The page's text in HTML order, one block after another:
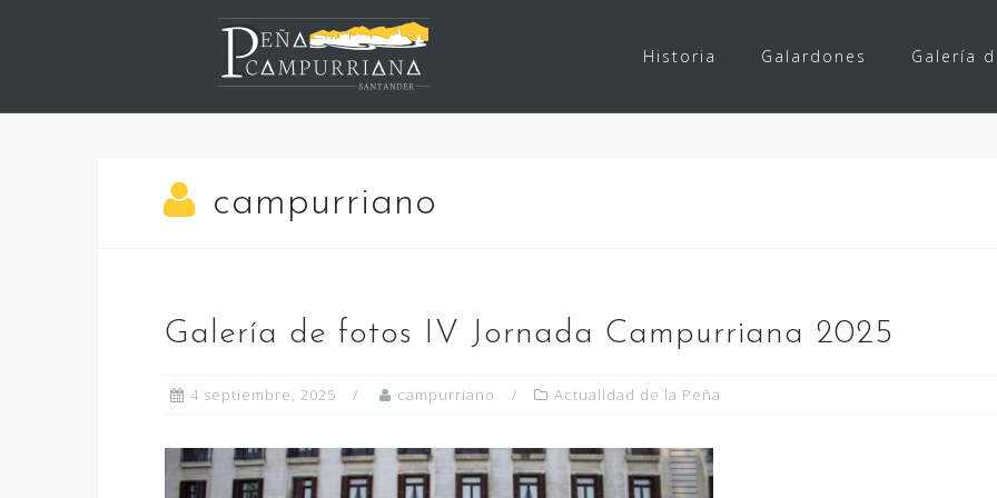
Historia Galardones Galería
campurriano
Galería de fotos IV Jornada Campurriana 2025
4 septiembre, 2025 campurriano Actualidad de la Peña